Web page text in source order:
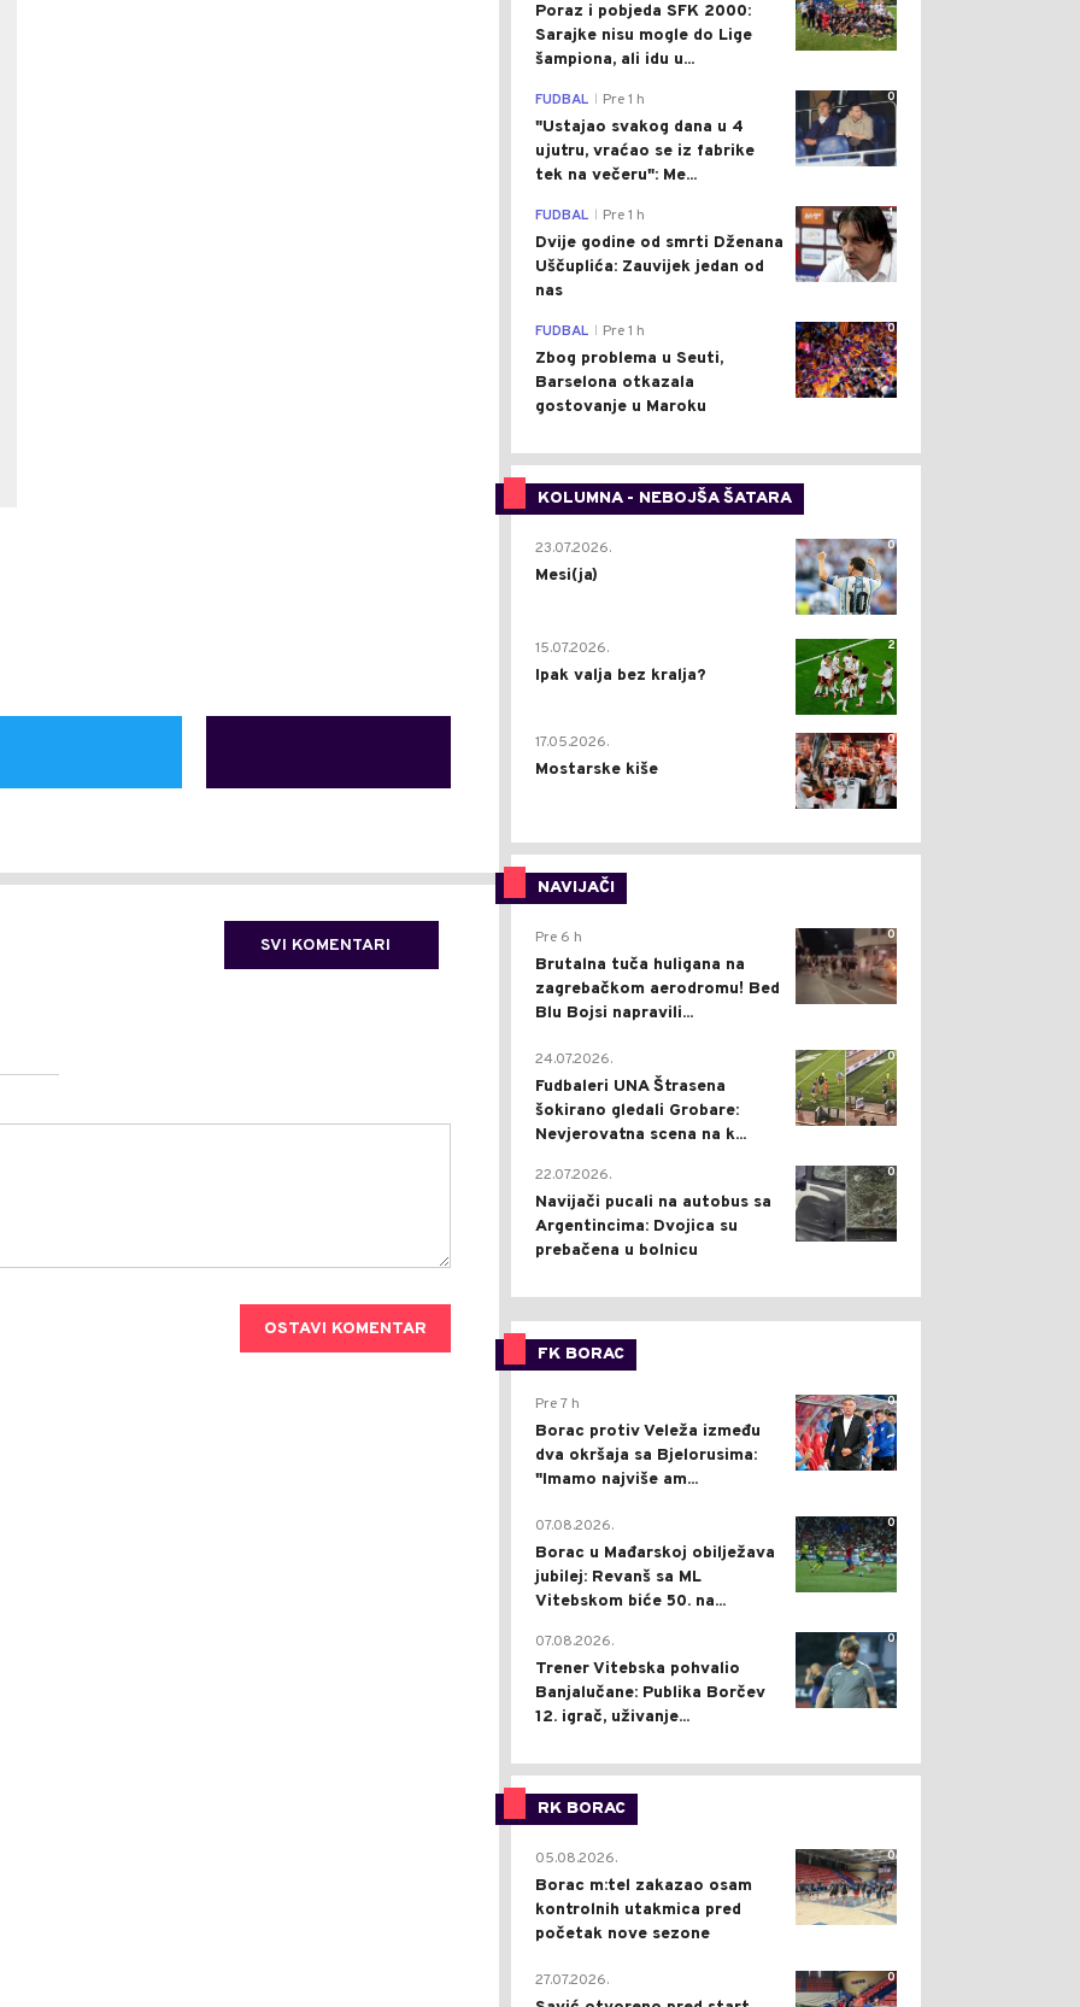
SVI KOMENTARI
OSTAVI KOMENTAR
Poraz i pobjeda SFK 2000:
Sarajke nisu mogle do Lige
šampiona, ali idu u...
0
FUDBAL Pre 1 h
"Ustajao svakog dana u 4
ujutru, vraćao se iz fabrike
tek na večeru": Me...
1
FUDBAL Pre 1 h
Dvije godine od smrti Dženana
Uščuplića: Zauvijek jedan od
nas
0
FUDBAL Pre 1 h
Zbog problema u Seuti,
Barselona otkazala
gostovanje u Maroku
KOLUMNA - NEBOJŠA ŠATARA
0
23.07.2026.
Mesi(ja)
2
15.07.2026.
Ipak valja bez kralja?
0
17.05.2026.
Mostarske kiše
NAVIJAČI
0
Pre 6 h
Brutalna tuča huligana na
zagrebačkom aerodromu! Bed
Blu Bojsi napravili...
0
24.07.2026.
Fudbaleri UNA Štrasena
šokirano gledali Grobare:
Nevjerovatna scena na k...
0
22.07.2026.
Navijači pucali na autobus sa
Argentincima: Dvojica su
prebačena u bolnicu
FK BORAC
0
Pre 7 h
Borac protiv Veleža između
dva okršaja sa Bjelorusima:
"Imamo najviše am...
0
07.08.2026.
Borac u Mađarskoj obilježava
jubilej: Revanš sa ML
Vitebskom biće 50. na...
0
07.08.2026.
Trener Vitebska pohvalio
Banjalučane: Publika Borčev
12. igrač, uživanje...
RK BORAC
0
05.08.2026.
Borac m:tel zakazao osam
kontrolnih utakmica pred
početak nove sezone
0
27.07.2026.